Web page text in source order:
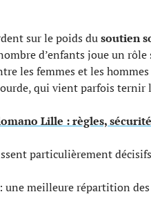
sur le poids dusoutien
d’enfants joue un
les femmes et les
qui vient parfois ternir
Lille : règles,
particulièrement
: une meilleure répartition